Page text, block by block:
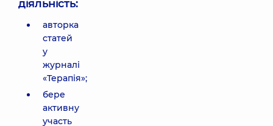
діяльність:
авторка
статей
у
журналі
«Терапія»;
бере
активну
участь